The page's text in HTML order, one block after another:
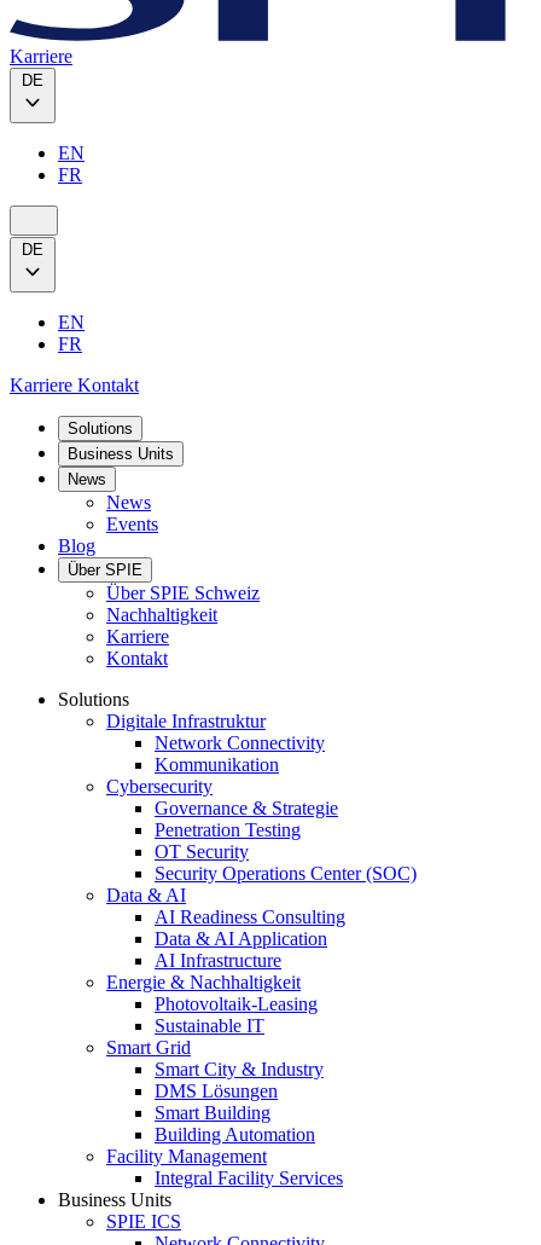
Karriere
DE
EN
FR
DE
EN
FR
Karriere Kontakt
Solutions
Business Units
News
News
Events
Blog
Über SPIE
Über SPIE Schweiz
Nachhaltigkeit
Karriere
Kontakt
Solutions
Digitale Infrastruktur
Network Connectivity
Kommunikation
Cybersecurity
Governance & Strategie
Penetration Testing
OT Security
Security Operations Center (SOC)
Data & AI
AI Readiness Consulting
Data & AI Application
AI Infrastructure
Energie & Nachhaltigkeit
Photovoltaik-Leasing
Sustainable IT
Smart Grid
Smart City & Industry
DMS Lösungen
Smart Building
Building Automation
Facility Management
Integral Facility Services
Business Units
SPIE ICS